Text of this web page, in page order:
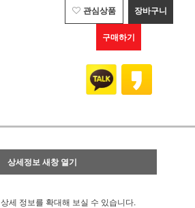
관심상품 장바구니
구매하기
상세정보 새창 열기
상세 정보를 확대해 보실 수 있습니다.